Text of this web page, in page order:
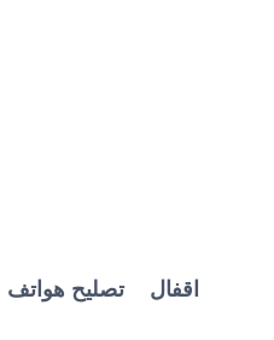
اقفال تصليح هواتف